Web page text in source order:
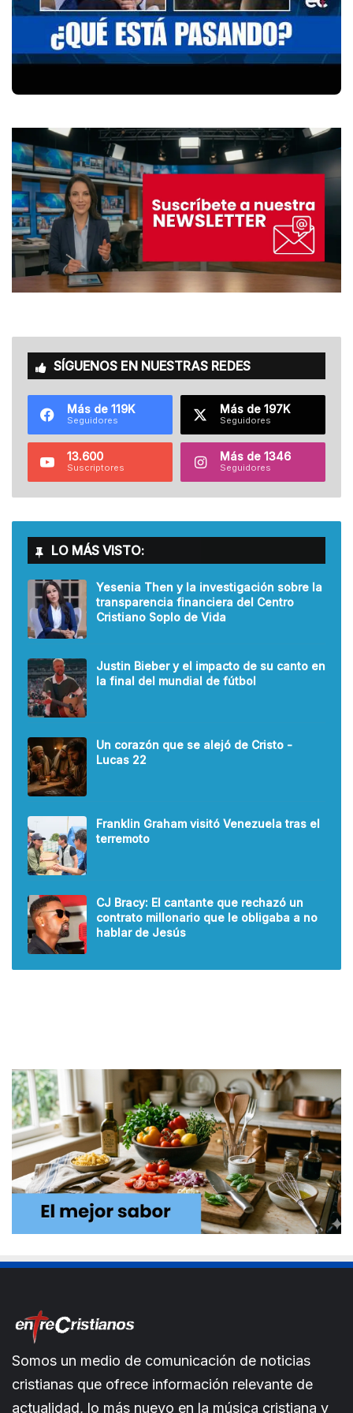
SÍGUENOS EN NUESTRAS REDES
Más de 119K
Seguidores
Más de 197K
Seguidores
13.600
Suscriptores
Más de 1346
Seguidores
LO MÁS VISTO:
Yesenia Then y la investigación sobre la
transparencia financiera del Centro
Cristiano Soplo de Vida
Justin Bieber y el impacto de su canto en
la final del mundial de fútbol
Un corazón que se alejó de Cristo -
Lucas 22
Franklin Graham visitó Venezuela tras el
terremoto
CJ Bracy: El cantante que rechazó un
contrato millonario que le obligaba a no
hablar de Jesús
Somos un medio de comunicación de noticias
cristianas que ofrece información relevante de
actualidad, lo más nuevo en la música cristiana y